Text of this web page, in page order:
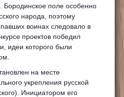
Бородинское поле особенно
народа, поэтому
воинах следовало в
проектов победил
идеи которого были
на месте
укрепления русской
Инициатором его